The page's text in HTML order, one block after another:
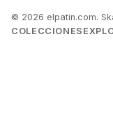
© 2026 elpatin.com.
COLECCIONES